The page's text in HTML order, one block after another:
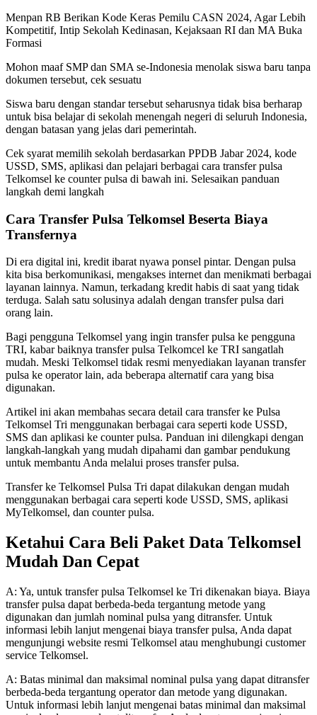
Menpan RB Berikan Kode Keras Pemilu CASN 2024, Agar Lebih
Kompetitif, Intip Sekolah Kedinasan, Kejaksaan RI dan MA Buka
Formasi
Mohon maaf SMP dan SMA se-Indonesia menolak siswa baru tanpa
dokumen tersebut, cek sesuatu
Siswa baru dengan standar tersebut seharusnya tidak bisa berharap
untuk bisa belajar di sekolah menengah negeri di seluruh Indonesia,
dengan batasan yang jelas dari pemerintah.
Cek syarat memilih sekolah berdasarkan PPDB Jabar 2024, kode
USSD, SMS, aplikasi dan pelajari berbagai cara transfer pulsa
Telkomsel ke counter pulsa di bawah ini. Selesaikan panduan
langkah demi langkah
Cara Transfer Pulsa Telkomsel Beserta Biaya
Transfernya
Di era digital ini, kredit ibarat nyawa ponsel pintar. Dengan pulsa
kita bisa berkomunikasi, mengakses internet dan menikmati berbagai
layanan lainnya. Namun, terkadang kredit habis di saat yang tidak
terduga. Salah satu solusinya adalah dengan transfer pulsa dari
orang lain.
Bagi pengguna Telkomsel yang ingin transfer pulsa ke pengguna
TRI, kabar baiknya transfer pulsa Telkomcel ke TRI sangatlah
mudah. Meski Telkomsel tidak resmi menyediakan layanan transfer
pulsa ke operator lain, ada beberapa alternatif cara yang bisa
digunakan.
Artikel ini akan membahas secara detail cara transfer ke Pulsa
Telkomsel Tri menggunakan berbagai cara seperti kode USSD,
SMS dan aplikasi ke counter pulsa. Panduan ini dilengkapi dengan
langkah-langkah yang mudah dipahami dan gambar pendukung
untuk membantu Anda melalui proses transfer pulsa.
Transfer ke Telkomsel Pulsa Tri dapat dilakukan dengan mudah
menggunakan berbagai cara seperti kode USSD, SMS, aplikasi
MyTelkomsel, dan counter pulsa.
Ketahui Cara Beli Paket Data Telkomsel
Mudah Dan Cepat
A: Ya, untuk transfer pulsa Telkomsel ke Tri dikenakan biaya. Biaya
transfer pulsa dapat berbeda-beda tergantung metode yang
digunakan dan jumlah nominal pulsa yang ditransfer. Untuk
informasi lebih lanjut mengenai biaya transfer pulsa, Anda dapat
mengunjungi website resmi Telkomsel atau menghubungi customer
service Telkomsel.
A: Batas minimal dan maksimal nominal pulsa yang dapat ditransfer
berbeda-beda tergantung operator dan metode yang digunakan.
Untuk informasi lebih lanjut mengenai batas minimal dan maksimal